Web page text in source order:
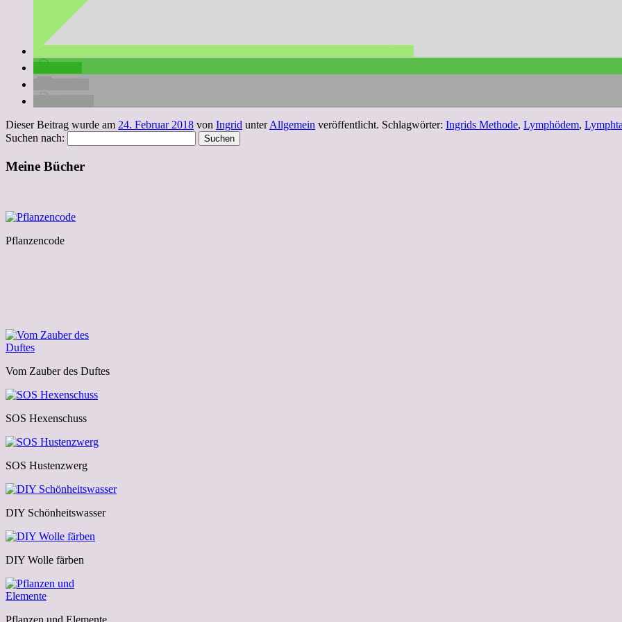
Dieser Beitrag wurde am 24. Februar 2018 von Ingrid unterAllgemein veröffentlicht. Schlagwörter: Ingrids Methode, Lymphödem,
Suchen nach:
Meine Bücher
Pflanzencode
Vom Zauber des Duftes
SOS Hexenschuss
SOS Hustenzwerg
DIY Schönheitswasser
DIY Wolle färben
Pflanzen und Elemente